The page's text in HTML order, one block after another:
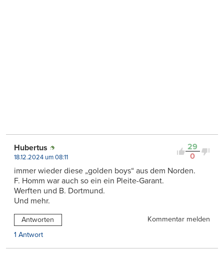
29
0
Hubertus
18.12.2024 um 08:11
immer wieder diese „golden boys“ aus dem Norden.
F. Homm war auch so ein ein Pleite-Garant.
Werften und B. Dortmund.
Und mehr.
Antworten
Kommentar melden
1 Antwort